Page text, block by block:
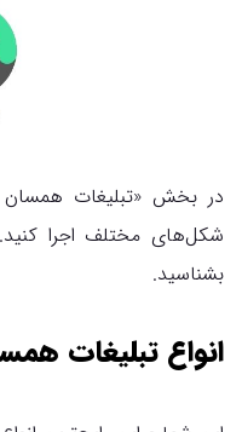
در بخش «تبلیغات همسان
شکل‌های مختلف اجرا
بشناسید.
انواع تبلیغات